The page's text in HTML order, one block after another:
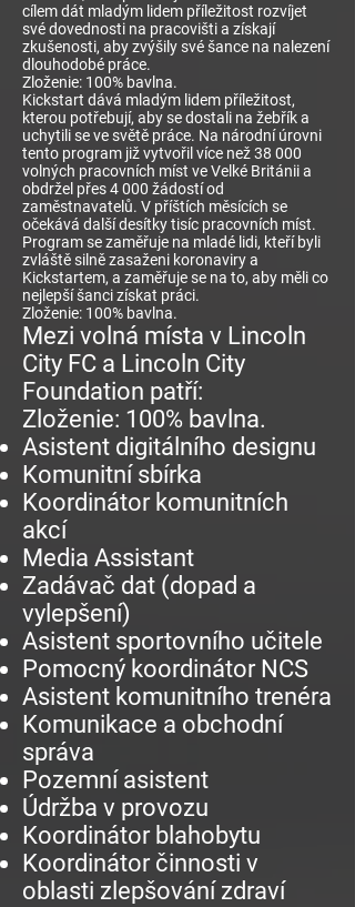
cílem dát mladým lidem příležitost rozvíjet
své dovednosti na pracovišti a získají
zkušenosti, aby zvýšily své šance na nalezení
dlouhodobé práce.
Zloženie: 100% bavlna.
Kickstart dává mladým lidem příležitost,
kterou potřebují, aby se dostali na žebřík a
uchytili se ve světě práce. Na národní úrovni
tento program již vytvořil více než 38 000
volných pracovních míst ve Velké Británii a
obdržel přes 4 000 žádostí od
zaměstnavatelů. V příštích měsících se
očekává další desítky tisíc pracovních míst.
Program se zaměřuje na mladé lidi, kteří byli
zvláště silně zasaženi koronaviry a
Kickstartem, a zaměřuje se na to, aby měli co
nejlepší šanci získat práci.
Zloženie: 100% bavlna.
Mezi volná místa v Lincoln
City FC a Lincoln City
Foundation patří:
Zloženie: 100% bavlna.
Asistent digitálního designu
Komunitní sbírka
Koordinátor komunitních
akcí
Media Assistant
Zadávač dat (dopad a
vylepšení)
Asistent sportovního učitele
Pomocný koordinátor NCS
Asistent komunitního trenéra
Komunikace a obchodní
správa
Pozemní asistent
Údržba v provozu
Koordinátor blahobytu
Koordinátor činnosti v
oblasti zlepšování zdraví